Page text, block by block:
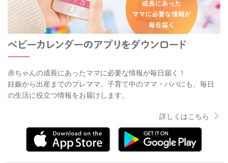
赤ちゃんの成長にあったママに必要な情報が毎日届く！
妊娠から出産までのプレママ、子育て中のママ・パパにも、毎日
の生活に役立つ情報をお届けします。
詳しくはこちら